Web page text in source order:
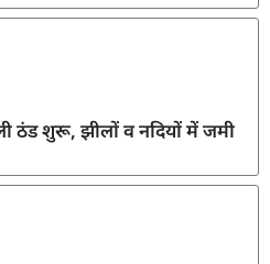
ठंड शुरू, झीलों व नदियों में जमी